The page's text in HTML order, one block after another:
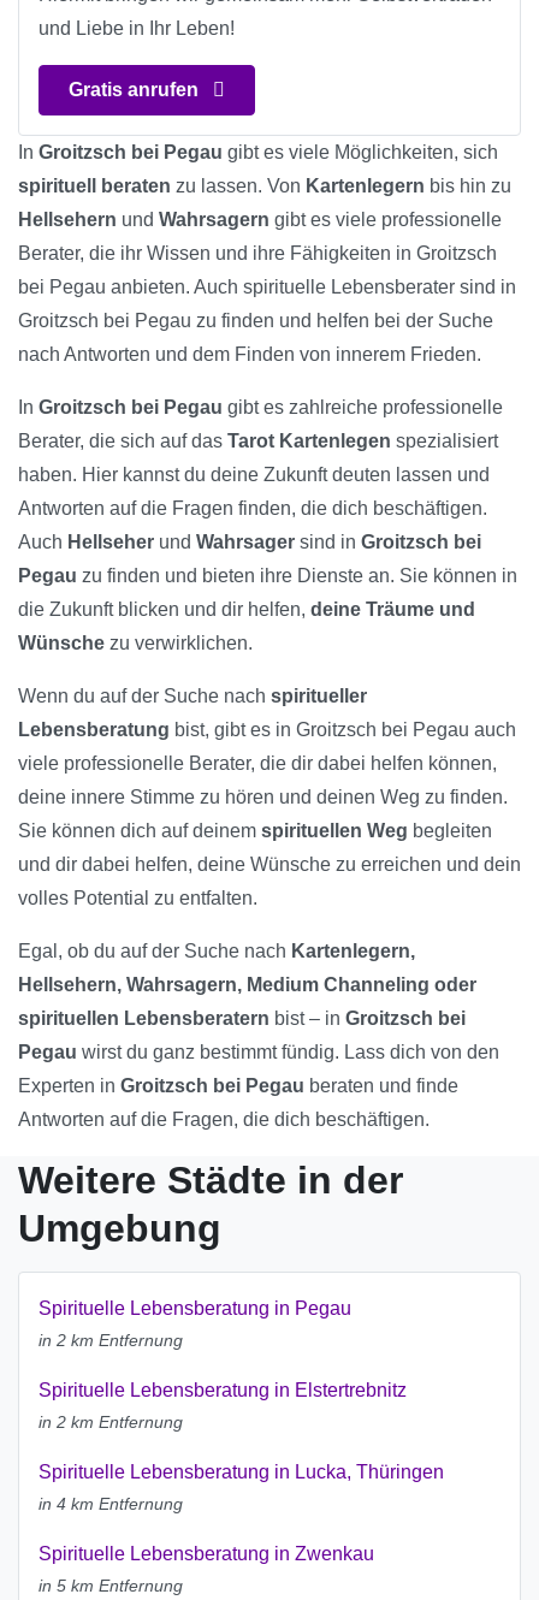
und Liebe in Ihr Leben!
Gratis anrufen
In Groitzsch bei Pegau gibt es viele Möglichkeiten, sich
spirituell beraten zu lassen. Von Kartenlegern bis hin zu
Hellsehern und Wahrsagern gibt es viele professionelle
Berater, die ihr Wissen und ihre Fähigkeiten in Groitzsch
bei Pegau anbieten. Auch spirituelle Lebensberater sind in
Groitzsch bei Pegau zu finden und helfen bei der Suche
nach Antworten und dem Finden von innerem Frieden.
In Groitzsch bei Pegau gibt es zahlreiche professionelle
Berater, die sich auf das Tarot Kartenlegen spezialisiert
haben. Hier kannst du deine Zukunft deuten lassen und
Antworten auf die Fragen finden, die dich beschäftigen.
Auch Hellseher und Wahrsager sind in Groitzsch bei
Pegau zu finden und bieten ihre Dienste an. Sie können in
die Zukunft blicken und dir helfen, deine Träume und
Wünsche zu verwirklichen.
Wenn du auf der Suche nach spiritueller
Lebensberatung bist, gibt es in Groitzsch bei Pegau auch
viele professionelle Berater, die dir dabei helfen können,
deine innere Stimme zu hören und deinen Weg zu finden.
Sie können dich auf deinem spirituellen Weg begleiten
und dir dabei helfen, deine Wünsche zu erreichen und dein
volles Potential zu entfalten.
Egal, ob du auf der Suche nach Kartenlegern,
Hellsehern, Wahrsagern, Medium Channeling oder
spirituellen Lebensberatern bist – in Groitzsch bei
Pegau wirst du ganz bestimmt fündig. Lass dich von den
Experten in Groitzsch bei Pegau beraten und finde
Antworten auf die Fragen, die dich beschäftigen.
Weitere Städte in der
Umgebung
Spirituelle Lebensberatung in Pegau
in 2 km Entfernung
Spirituelle Lebensberatung in Elstertrebnitz
in 2 km Entfernung
Spirituelle Lebensberatung in Lucka, Thüringen
in 4 km Entfernung
Spirituelle Lebensberatung in Zwenkau
in 5 km Entfernung